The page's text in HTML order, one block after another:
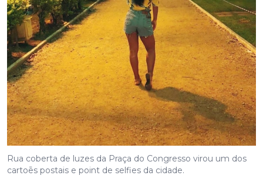
Rua coberta de luzes da Praça do Congresso virou um dos
cartoēs postais e point de selfies da cidade.